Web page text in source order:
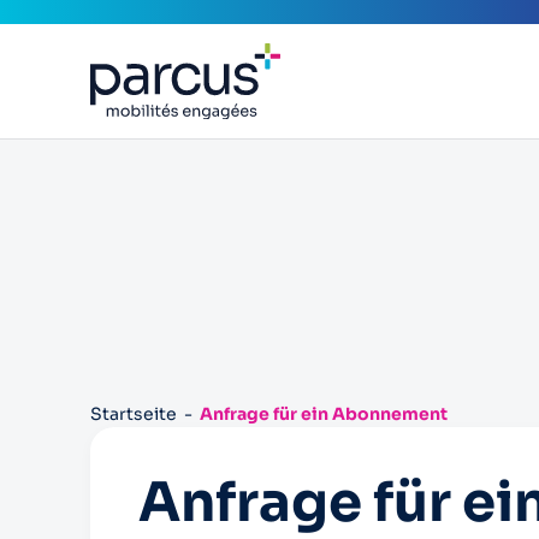
Startseite Anfrage für ein Abonnement
Anfrage für